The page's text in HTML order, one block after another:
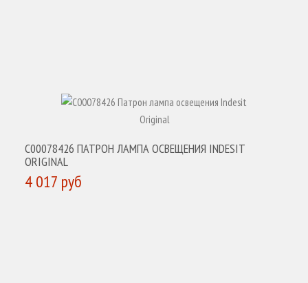
C00078426 ПАТРОН ЛАМПА ОСВЕЩЕНИЯ INDESIT
ORIGINAL
4 017 руб